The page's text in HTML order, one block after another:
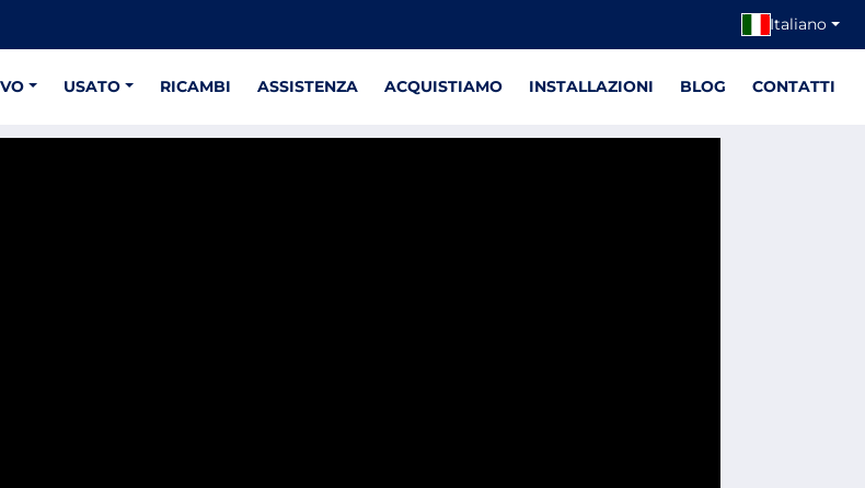
Italiano
USATO RICAMBI ASSISTENZA ACQUISTIAMO INSTALLAZIONI BLOG CONTATTI